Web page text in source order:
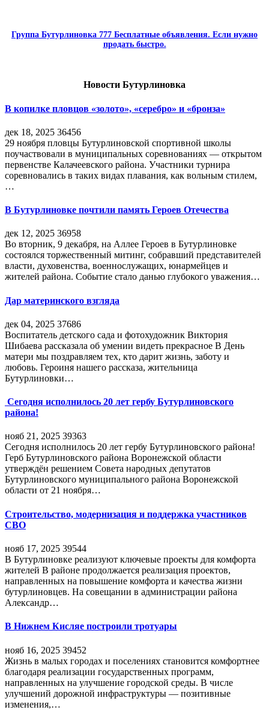
Группа Бутурлиновка 777 Бесплатные объявления. Если нужно
продать быстро.
Новости Бутурлиновка
В копилке пловцов «золото», «серебро» и «бронза»
дек 18, 2025 36456
29 ноября пловцы Бутурлиновской спортивной школы
поучаствовали в муниципальных соревнованиях — открытом
первенстве Калачеевского района. Участники турнира
соревновались в таких видах плавания, как вольным стилем,
…
В Бутурлиновке почтили память Героев Отечества
дек 12, 2025 36958
Во вторник, 9 декабря, на Аллее Героев в Бутурлиновке
состоялся торжественный митинг, собравший представителей
власти, духовенства, военнослужащих, юнармейцев и
жителей района. Событие стало данью глубокого уважения…
Дар материнского взгляда
дек 04, 2025 37686
Воспитатель детского сада и фотохудожник Виктория
Шибаева рассказала об умении видеть прекрасное В День
матери мы поздравляем тех, кто дарит жизнь, заботу и
любовь. Героиня нашего рассказа, жительница
Бутурлиновки…
Сегодня исполнилось 20 лет гербу Бутурлиновского
района!
нояб 21, 2025 39363
Сегодня исполнилось 20 лет гербу Бутурлиновского района!
Герб Бутурлиновского района Воронежской области
утверждён решением Совета народных депутатов
Бутурлиновского муниципального района Воронежской
области от 21 ноября…
Строительство, модернизация и поддержка участников
СВО
нояб 17, 2025 39544
В Бутурлиновке реализуют ключевые проекты для комфорта
жителей В районе продолжается реализация проектов,
направленных на повышение комфорта и качества жизни
бутурлиновцев. На совещании в администрации района
Александр…
В Нижнем Кисляе построили тротуары
нояб 16, 2025 39452
Жизнь в малых городах и поселениях становится комфортнее
благодаря реализации государственных программ,
направленных на улучшение городской среды. В числе
улучшений дорожной инфраструктуры — позитивные
изменения,…